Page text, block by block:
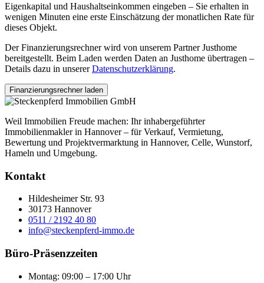
Eigenkapital und Haushaltseinkommen eingeben – Sie erhalten in
wenigen Minuten eine erste Einschätzung der monatlichen Rate für
dieses Objekt.
Der Finanzierungsrechner wird von unserem Partner Justhome
bereitgestellt. Beim Laden werden Daten an Justhome übertragen –
Details dazu in unsererDatenschutzerklärung.
Finanzierungsrechner laden
Weil Immobilien Freude machen: Ihr inhabergeführter
Immobilienmakler in Hannover – für Verkauf, Vermietung,
Bewertung und Projektvermarktung in Hannover, Celle, Wunstorf,
Hameln und Umgebung.
Kontakt
Hildesheimer Str. 93
30173 Hannover
0511 / 2192 40 80
info@steckenpferd-immo.de
Büro-Präsenzzeiten
Montag: 09:00 – 17:00 Uhr